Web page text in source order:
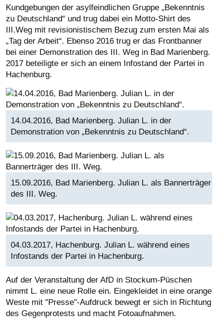
Kundgebungen der asylfeindlichen Gruppe „Bekenntnis
zu Deutschland“ und trug dabei ein Motto-Shirt des
III.Weg mit revisionistischem Bezug zum ersten Mai als
„Tag der Arbeit“. Ebenso 2016 trug er das Frontbanner
bei einer Demonstration des III. Weg in Bad Marienberg.
2017 beteiligte er sich an einem Infostand der Partei in
Hachenburg.
14.04.2016, Bad Marienberg. Julian L. in der
Demonstration von „Bekenntnis zu Deutschland“.
15.09.2016, Bad Marienberg. Julian L. als Bannerträger
des III. Weg.
04.03.2017, Hachenburg. Julian L. während eines
Infostands der Partei in Hachenburg.
Auf der Veranstaltung der AfD in Stockum-Püschen
nimmt L. eine neue Rolle ein. Eingekleidet in eine orange
Weste mit "Presse"-Aufdruck bewegt er sich in Richtung
des Gegenprotests und macht Fotoaufnahmen.